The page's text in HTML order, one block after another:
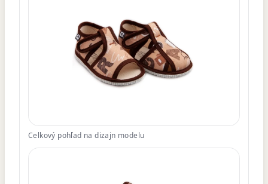
Celkový pohľad na dizajn modelu